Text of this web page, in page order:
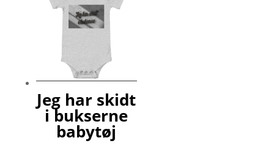
Jeg har skidt
i bukserne
babytøj